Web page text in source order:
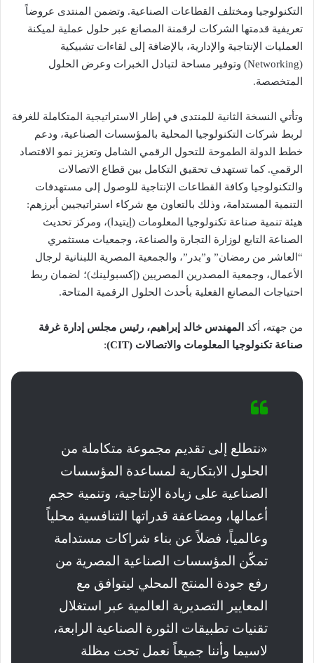
التكنولوجيا ومختلف القطاعات الصناعية. وتضمن المنتدى عروضاً
تعريفية قدمتها الشركات لرقمنة المصانع عبر حلول عملية لميكنة
العمليات الإنتاجية والإدارية، بالإضافة إلى لقاءات تشبيكية
(Networking) وتوفير مساحة لتبادل الخبرات وعرض الحلول
المتخصصة.
وتأتي النسخة الثانية للمنتدى في إطار الاستراتيجية المتكاملة للغرفة
لربط شركات التكنولوجيا المحلية بالمؤسسات الصناعية، ودعم
خطط الدولة الطموحة للتحول الرقمي الشامل وتعزيز نمو الاقتصاد
الرقمي. كما تستهدف تحقيق التكامل بين قطاع الاتصالات
والتكنولوجيا وكافة القطاعات الإنتاجية للوصول إلى مستهدفات
التنمية المستدامة، وذلك بالتعاون مع شركاء استراتيجيين أبرزهم:
هيئة تنمية صناعة تكنولوجيا المعلومات (إيتيدا)، ومركز تحديث
الصناعة التابع لوزارة التجارة والصناعة، وجمعيات مستثمري
“العاشر من رمضان” و”بدر”، والجمعية المصرية اللبنانية لرجال
الأعمال، وجمعية المصدرين المصريين (إكسبولينك)؛ لضمان ربط
احتياجات المصانع الفعلية بأحدث الحلول الرقمية المتاحة.
من جهته، أكد
المهندس خالد إبراهيم، رئيس مجلس إدارة غرفة
صناعة تكنولوجيا المعلومات والاتصالات (CIT)
:
«نتطلع إلى تقديم مجموعة متكاملة من
الحلول الابتكارية لمساعدة المؤسسات
الصناعية على زيادة الإنتاجية، وتنمية حجم
أعمالها، ومضاعفة قدراتها التنافسية محلياً
وعالمياً، فضلاً عن بناء شراكات مستدامة
تمكّن المؤسسات الصناعية المصرية من
رفع جودة المنتج المحلي ليتوافق مع
المعايير التصديرية العالمية عبر استغلال
تقنيات تطبيقات الثورة الصناعية الرابعة،
لاسيما وأننا جميعاً نعمل تحت مظلة